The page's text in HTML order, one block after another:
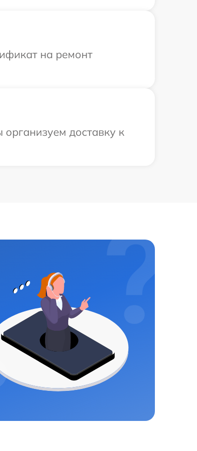
на ремонт
доставку к